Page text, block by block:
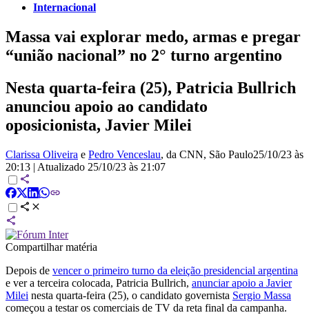
Internacional
Massa vai explorar medo, armas e pregar
“união nacional” no 2° turno argentino
Nesta quarta-feira (25), Patricia Bullrich
anunciou apoio ao candidato
oposicionista, Javier Milei
Clarissa Oliveira e Pedro Venceslau, da CNN, São Paulo25/10/23 às
20:13 | Atualizado 25/10/23 às 21:07
Compartilhar matéria
Depois de vencer o primeiro turno da eleição presidencial argentina
e ver a terceira colocada, Patricia Bullrich, anunciar apoio a Javier
Milei nesta quarta-feira (25), o candidato governista Sergio Massa
começou a testar os comerciais de TV da reta final da campanha.